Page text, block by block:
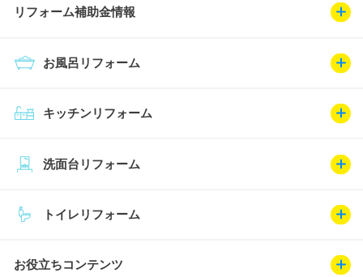
リフォーム補助金情報
キッチンリフォーム
お風呂リフォーム
トイレリフォーム
洗面台リフォーム
お役立ちコンテンツ